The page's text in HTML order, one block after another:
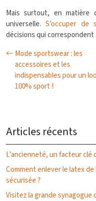
Mais surtout, en matière
universelle.S’occuper de
décisions qui
Mode sportswear : les
accessoires et les
indispensables pour un
100% sport !
Articles récents
L’ancienneté, un facteur clé
Comment enlever le latex
sécurisée ?
Visitez la grande synagogue